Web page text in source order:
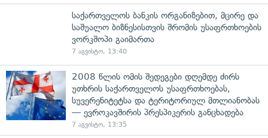
საქართველოს ბანკის ორგანიზებით, მცირე და
საშუალო ბიზნესისთვის შრომის უსაფრთხოების
ვორკშოპი გაიმართა
7 აგვისტო, 13:40
2008 წლის ომის შედეგები დღემდე ძირს
უთხრის საქართველოს უსაფრთხოებას,
სუვერენიტეტსა და ტერიტორიულ მთლიანობას
— ევროკავშირის პრესპიკერის განცხადება
7 აგვისტო, 13:35